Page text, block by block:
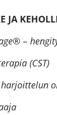
JA
–
(CST)